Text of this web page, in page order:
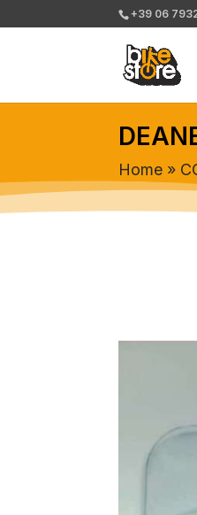
+39 06
Home »